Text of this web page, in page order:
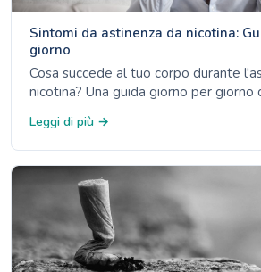
Sintomi da astinenza da nicotina:
giorno
Cosa succede al tuo corpo durante
nicotina? Una guida giorno per giorno
dell'umore alla settimana 4 -
NHS, CDC e ACS.
Leggi di più →